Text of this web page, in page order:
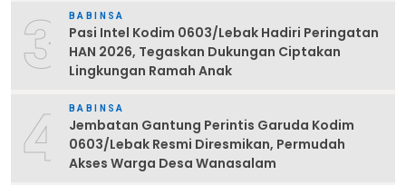
3 BABINSA
Pasi Intel Kodim 0603/Lebak Hadiri Peringatan
HAN 2026, Tegaskan Dukungan Ciptakan
Lingkungan Ramah Anak
4 BABINSA
Jembatan Gantung Perintis Garuda Kodim
0603/Lebak Resmi Diresmikan, Permudah
Akses Warga Desa Wanasalam